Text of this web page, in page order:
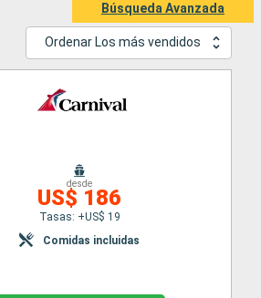
Búsqueda Avanzada
Ordenar Los más vendidos
desde
US$ 186
Tasas: +US$ 19
Comidas incluidas